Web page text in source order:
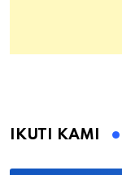
IKUTI KAMI